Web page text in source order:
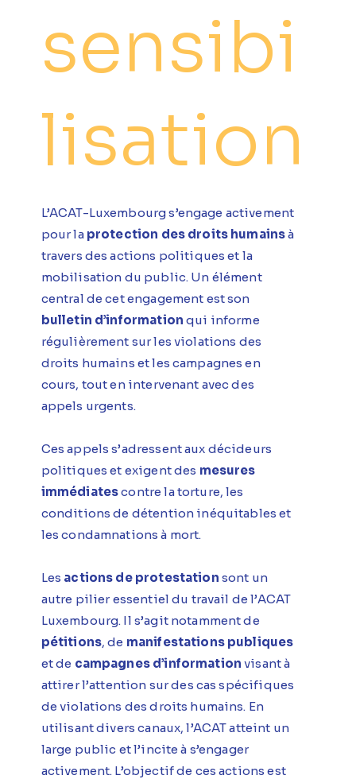
sensibi
lisation
L’ACAT-Luxembourg s’engage activement
pour la protection des droits humainsà
travers des actions politiques et la
mobilisation du public. Un élément
central de cet engagement est son
bulletin d’informationqui informe
régulièrement sur les violations des
droits humains et les campagnes en
cours, tout en intervenant avec des
appels urgents.
Ces appels s’adressent aux décideurs
politiques et exigent des mesures
immédiatescontre la torture, les
conditions de détention inéquitables et
les condamnations à mort.
Les actions de protestation sont un
autre pilier essentiel du travail de l’ACAT
Luxembourg. Il s’agit notamment de
pétitions, de manifestations publiques
et de campagnes d’informationvisant à
attirer l’attention sur des cas spécifiques
de violations des droits humains. En
utilisant divers canaux, l’ACAT atteint un
large public et l’incite à s’engager
activement. L’objectif de ces actions est